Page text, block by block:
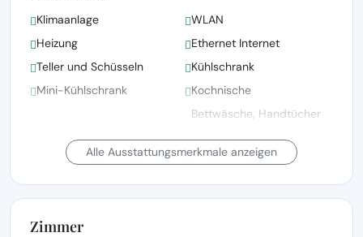
Klimaanlage
WLAN
Heizung
Ethernet Internet
Teller und Schüsseln
Kühlschrank
Mini-Kühlschrank
Kochnische
Garten-/Außendusche
Bettwäsche, Handtücher
Richtlinien der örtlichen
Behörden gewaschen
Bettwäsche vorhanden
Satellitenfernsehen
Alle Ausstattungsmerkmale anzeigen
Zimmer